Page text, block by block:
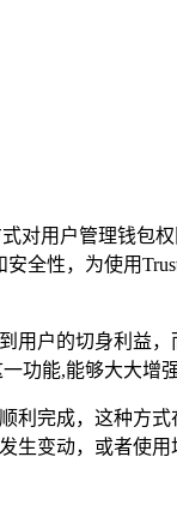
对用户管理钱包
全性，为使用
用户的切身利益
功能,能够大大增
利完成，这种方
生变动，或者使